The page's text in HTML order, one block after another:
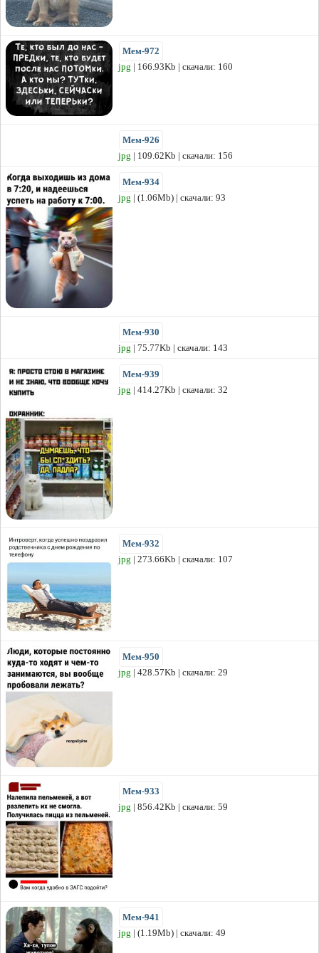
Мем-972
jpg | 166.93Kb | скачали: 160
Мем-926
jpg | 109.62Kb | скачали: 156
Мем-934
jpg | (1.06Mb) | скачали: 93
Мем-930
jpg | 75.77Kb | скачали: 143
Мем-939
jpg | 414.27Kb | скачали: 32
Мем-932
jpg | 273.66Kb | скачали: 107
Мем-950
jpg | 428.57Kb | скачали: 29
Мем-933
jpg | 856.42Kb | скачали: 59
Мем-941
jpg | (1.19Mb) | скачали: 49